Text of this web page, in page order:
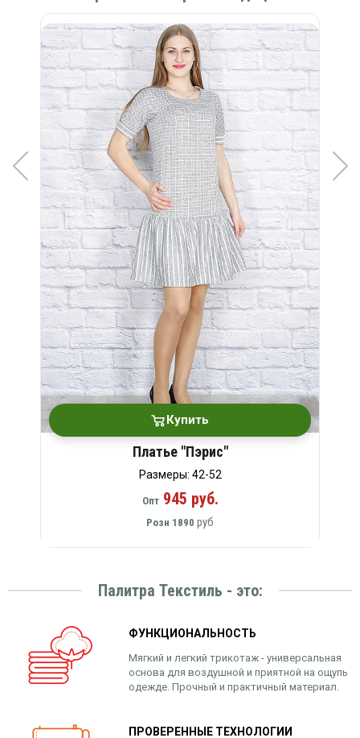
Купить
Платье "Пэрис"
Размеры: 42-52
Опт945 руб.
Розн 1890 руб
Палитра Текстиль - это:
ФУНКЦИОНАЛЬНОСТЬ
Мягкий и легкий трикотаж - универсальная
основа для воздушной и приятной на ощупь
одежде. Прочный и практичный материал.
ПРОВЕРЕННЫЕ ТЕХНОЛОГИИ